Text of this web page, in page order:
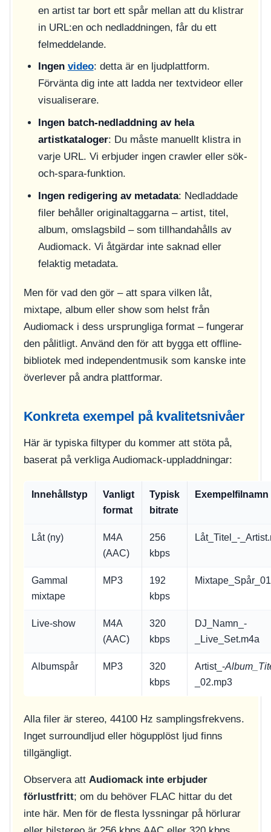
en artist tar bort ett spår mellan att du klistrar
in URL:en och nedladdningen, får du ett
felmeddelande.
Ingen video: detta är en ljudplattform.
Förvänta dig inte att ladda ner textvideor eller
visualiserare.
Ingen batch-nedladdning av hela
artistkataloger: Du måste manuellt klistra in
varje URL. Vi erbjuder ingen crawler eller sök-
och-spara-funktion.
Ingen redigering av metadata: Nedladdade
filer behåller originaltaggarna – artist, titel,
album, omslagsbild – som tillhandahålls av
Audiomack. Vi åtgärdar inte saknad eller
felaktig metadata.
Men för vad den gör – att spara vilken låt,
mixtape, album eller show som helst från
Audiomack i dess ursprungliga format – fungerar
den pålitligt. Använd den för att bygga ett offline-
bibliotek med independentmusik som kanske inte
överlever på andra plattformar.
Konkreta exempel på kvalitetsnivåer
Här är typiska filtyper du kommer att stöta på,
baserat på verkliga Audiomack-uppladdningar:
Innehållstyp
Vanligt
format
Typisk
bitrate
Exempelfilnamn
Låt (ny)
M4A
(AAC)
256
kbps
Låt_Titel_-
Gammal
mixtape
MP3
192
kbps
Live-show
M4A
(AAC)
320
kbps
DJ_Namn_-
_Live_Set.m4a
Albumspår MP3
320
kbps
Artist_-
_02.mp3
Alla filer är stereo, 44100 Hz samplingsfrekvens.
Inget surroundljud eller högupplöst ljud finns
tillgängligt.
Observera att Audiomack inte erbjuder
förlustfritt; om du behöver FLAC hittar du det
inte här. Men för de flesta lyssningar på hörlurar